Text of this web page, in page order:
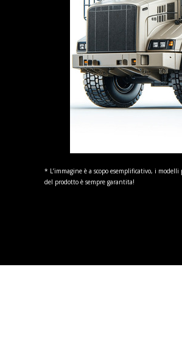
* L’immagine è a scopo esemplificativo, i
del prodotto è sempre garantita!